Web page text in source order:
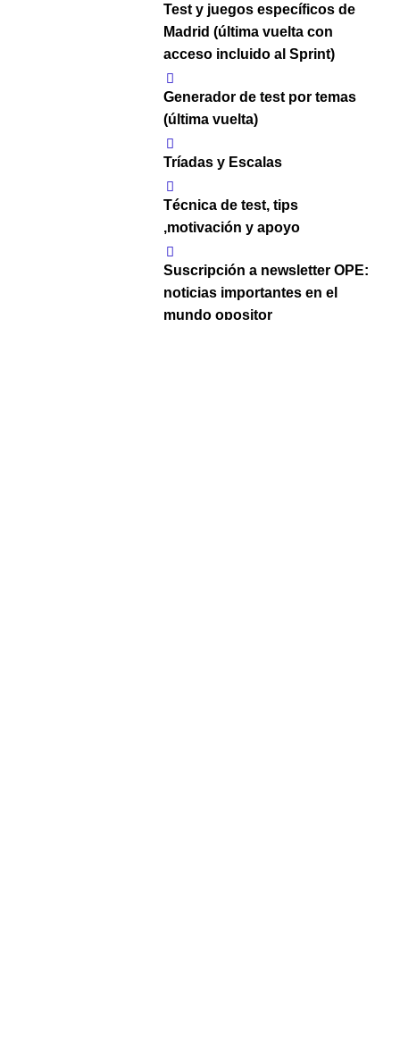
Test y juegos específicos de
Madrid (última vuelta con
acceso incluido al Sprint)
Generador de test por temas
(última vuelta)
Tríadas y Escalas
Técnica de test, tips
,motivación y apoyo
Suscripción a newsletter OPE:
noticias importantes en el
mundo opositor